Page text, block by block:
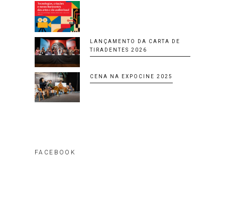
LANÇAMENTO DA CARTA DE
TIRADENTES 2026
CENA NA EXPOCINE 2025
FACEBOOK